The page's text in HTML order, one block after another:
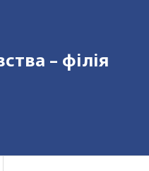
– філія